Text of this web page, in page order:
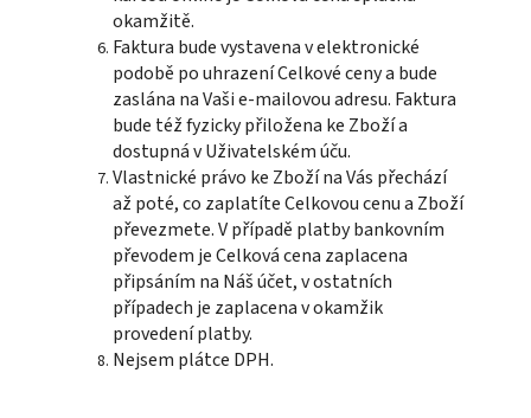
okamžitě.
Faktura bude vystavena v elektronické
podobě po uhrazení Celkové ceny a bude
zaslána na Vaši e-mailovou adresu. Faktura
bude též fyzicky přiložena ke Zboží a
dostupná v Uživatelském úču.
Vlastnické právo ke Zboží na Vás přechází
až poté, co zaplatíte Celkovou cenu a Zboží
převezmete. V případě platby bankovním
převodem je Celková cena zaplacena
připsáním na Náš účet, v ostatních
případech je zaplacena v okamžik
provedení platby.
Nejsem plátce DPH.